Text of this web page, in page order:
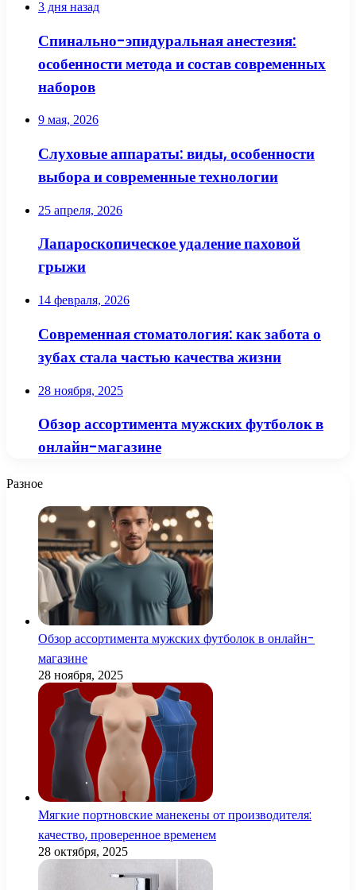
3 дня назад
Спинально-эпидуральная анестезия:
особенности метода и состав современных
наборов
9 мая, 2026
Слуховые аппараты: виды, особенности
выбора и современные технологии
25 апреля, 2026
Лапароскопическое удаление паховой
грыжи
14 февраля, 2026
Современная стоматология: как забота о
зубах стала частью качества жизни
28 ноября, 2025
Обзор ассортимента мужских футболок в
онлайн-магазине
Разное
Обзор ассортимента мужских футболок в онлайн-
магазине
28 ноября, 2025
Мягкие портновские манекены от производителя:
качество, проверенное временем
28 октября, 2025